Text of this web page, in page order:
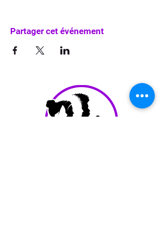
Partager cet événement